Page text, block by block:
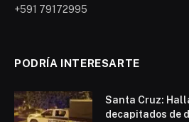
+591 79172995
PODRÍA INTERESARTE
Santa Cruz:
decapitados de